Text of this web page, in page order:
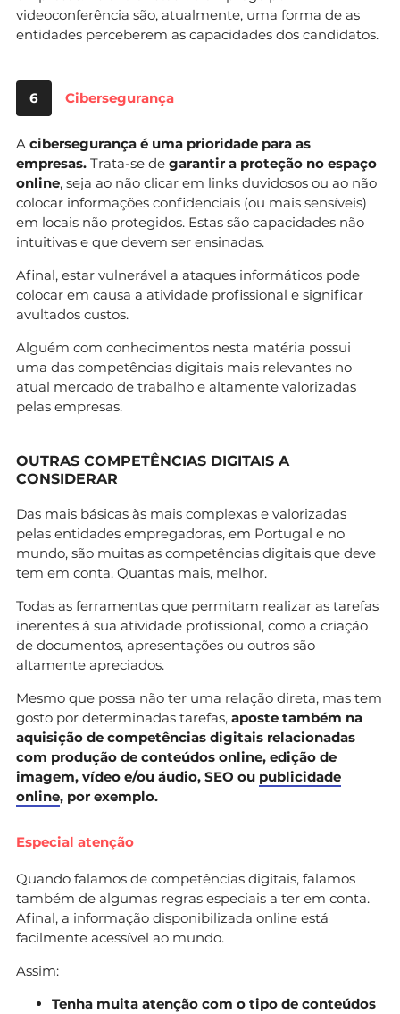
videoconferência são, atualmente, uma forma de as
entidades perceberem as capacidades dos candidatos.
6 Cibersegurança
A cibersegurança é uma prioridade para as
empresas. Trata-se de garantir a proteção no espaço
online, seja ao não clicar em links duvidosos ou ao não
colocar informações confidenciais (ou mais sensíveis)
em locais não protegidos. Estas são capacidades não
intuitivas e que devem ser ensinadas.
Afinal, estar vulnerável a ataques informáticos pode
colocar em causa a atividade profissional e significar
avultados custos.
Alguém com conhecimentos nesta matéria possui
uma das competências digitais mais relevantes no
atual mercado de trabalho e altamente valorizadas
pelas empresas.
OUTRAS COMPETÊNCIAS DIGITAIS A
CONSIDERAR
Das mais básicas às mais complexas e valorizadas
pelas entidades empregadoras, em Portugal e no
mundo, são muitas as competências digitais que deve
tem em conta. Quantas mais, melhor.
Todas as ferramentas que permitam realizar as tarefas
inerentes à sua atividade profissional, como a criação
de documentos, apresentações ou outros são
altamente apreciados.
Mesmo que possa não ter uma relação direta, mas tem
gosto por determinadas tarefas, aposte também na
aquisição de competências digitais relacionadas
com produção de conteúdos online, edição de
imagem, vídeo e/ou áudio, SEO ou publicidade
online, por exemplo.
Especial atenção
Quando falamos de competências digitais, falamos
também de algumas regras especiais a ter em conta.
Afinal, a informação disponibilizada online está
facilmente acessível ao mundo.
Assim:
Tenha muita atenção com o tipo de conteúdos